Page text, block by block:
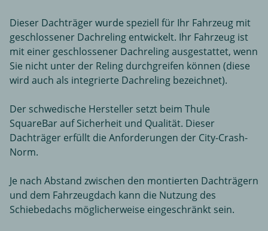
Dieser Dachträger wurde speziell für Ihr Fahrzeug mit
geschlossener Dachreling entwickelt. Ihr Fahrzeug ist
mit einer geschlossener Dachreling ausgestattet, wenn
Sie nicht unter der Reling durchgreifen können (diese
wird auch als integrierte Dachreling bezeichnet).
Der schwedische Hersteller setzt beim Thule
SquareBar auf Sicherheit und Qualität. Dieser
Dachträger erfüllt die Anforderungen der City-Crash-
Norm.
Je nach Abstand zwischen den montierten Dachträgern
und dem Fahrzeugdach kann die Nutzung des
Schiebedachs möglicherweise eingeschränkt sein.